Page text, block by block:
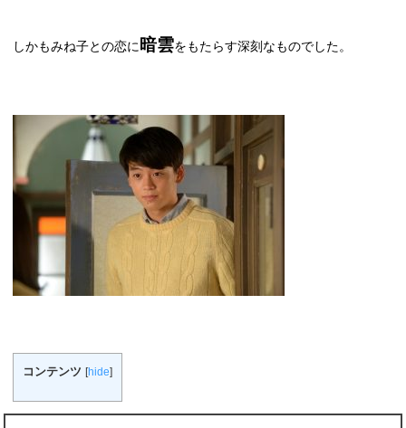
しかもみね子との恋に 暗雲をもたらす深刻なものでした。
コンテンツ [hide]